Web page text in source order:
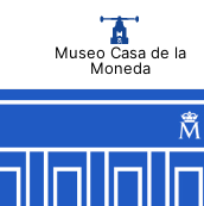
Museo Casa de la
Moneda